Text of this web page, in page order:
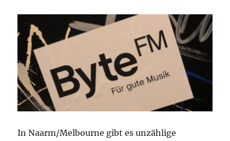
In Naarm/Melbourne gibt es unzählige